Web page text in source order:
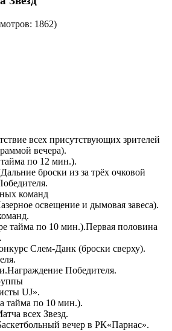
1862)
всех присутствующих зрителей
вечера).
по 12 мин.).
броски из за трёх очковой
команд
освещение и дымовая завеса).
тайма по 10 мин.).Первая половина
Слем-Данк (броски сверху).
Победителя.
UJ».
тайма по 10 мин.).
всех Звезд.
вечер в РК«Парнас».